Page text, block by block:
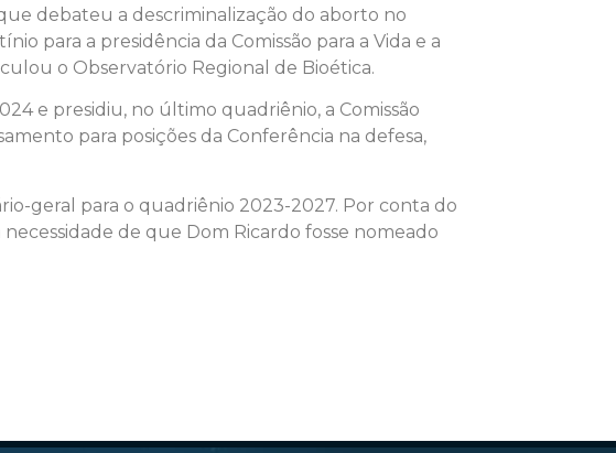
debateu a descriminalização do aborto no
para a presidência da Comissão para a Vida e a
o Observatório Regional de Bioética.
e presidiu, no último quadriênio, a Comissão
para posições da Conferência na defesa,
geral para o quadriênio 2023-2027. Por conta do
de que Dom Ricardo fosse nomeado